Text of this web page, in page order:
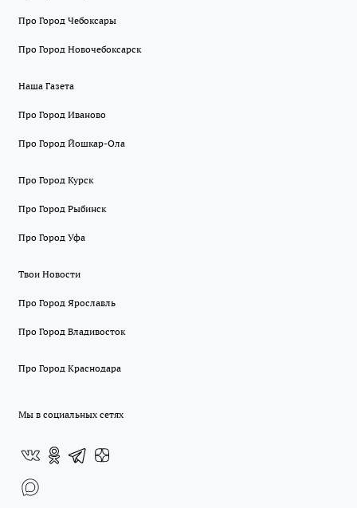
Про Город Чебоксары
Про Город Новочебоксарск
Наша Газета
Про Город Иваново
Про Город Йошкар-Ола
Про Город Курск
Про Город Рыбинск
Про Город Уфа
Твои Новости
Про Город Ярославль
Про Город Владивосток
Про Город Краснодара
Мы в социальных сетях